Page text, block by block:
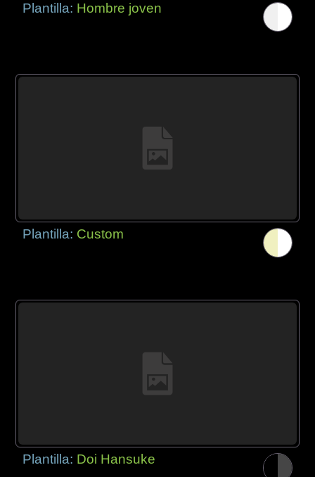
Plantilla: Hombre joven
Plantilla: Custom
Plantilla: Doi Hansuke